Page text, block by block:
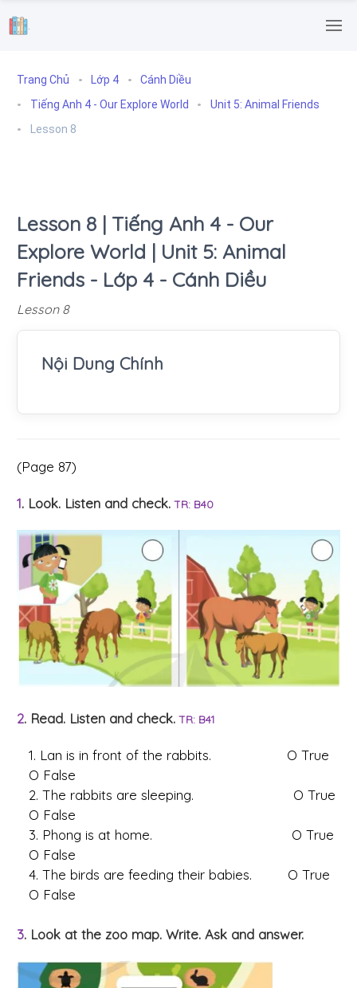
.
Trang Chủ Lớp 4
Cánh Diều
Tiếng Anh 4 - Our Explore World
Unit 5: Animal Friends
Lesson 8
Lesson 8 | Tiếng Anh 4 - Our
Explore World | Unit 5: Animal
Friends - Lớp 4 - Cánh Diều
Lesson 8
Nội Dung Chính
(Page 87)
1. Look. Listen and check.TR: B40
2. Read. Listen and check.TR: B41
1. Lan is in front of the rabbits. O True
O False
2. The rabbits are sleeping. O True
O False
3. Phong is at home. O True
O False
4. The birds are feeding their babies. O True
O False
3. Look at the zoo map. Write. Ask and answer.